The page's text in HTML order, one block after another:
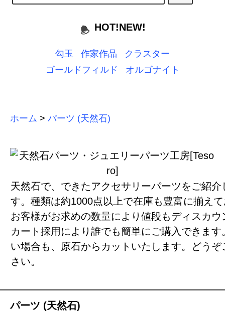
HOT!NEW!
勾玉 作家作品
クラスター
ゴールドフィルド
オルゴナイト
ホーム > パーツ (天然石)
天然石で、できたアクセサリーパーツをご紹介
す。種類は約1000点以上で在庫も豊富に揃え
お客様がお求めの数量により値段もディスカウ
カート採用により誰でも簡単にご購入できます
い場合も、原石からカットいたします。どうぞ
さい。
パーツ (天然石)